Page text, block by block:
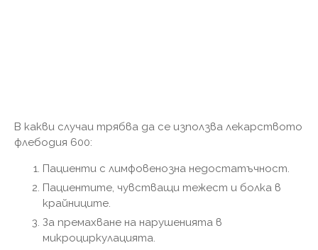
В какви случаи трябва да се използва лекарството
флебодия 600:
Пациенти с лимфовенозна недостатъчност.
Пациентите, чувстващи тежест и болка в
крайниците.
За премахване на нарушенията в
микроциркулацията.